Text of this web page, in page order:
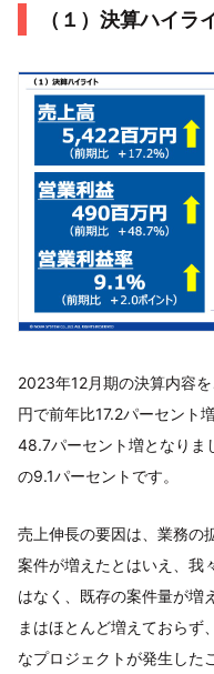
（１）決算ハイラ
2023年12月期の決算内容
円で前年比17.2パーセント
48.7パーセント増となりま
の9.1パーセントです。
売上伸長の要因は、業務の
案件が増えたとはいえ、我
はなく、既存の案件量が増
まはほとんど増えておらず
なプロジェクトが発生した